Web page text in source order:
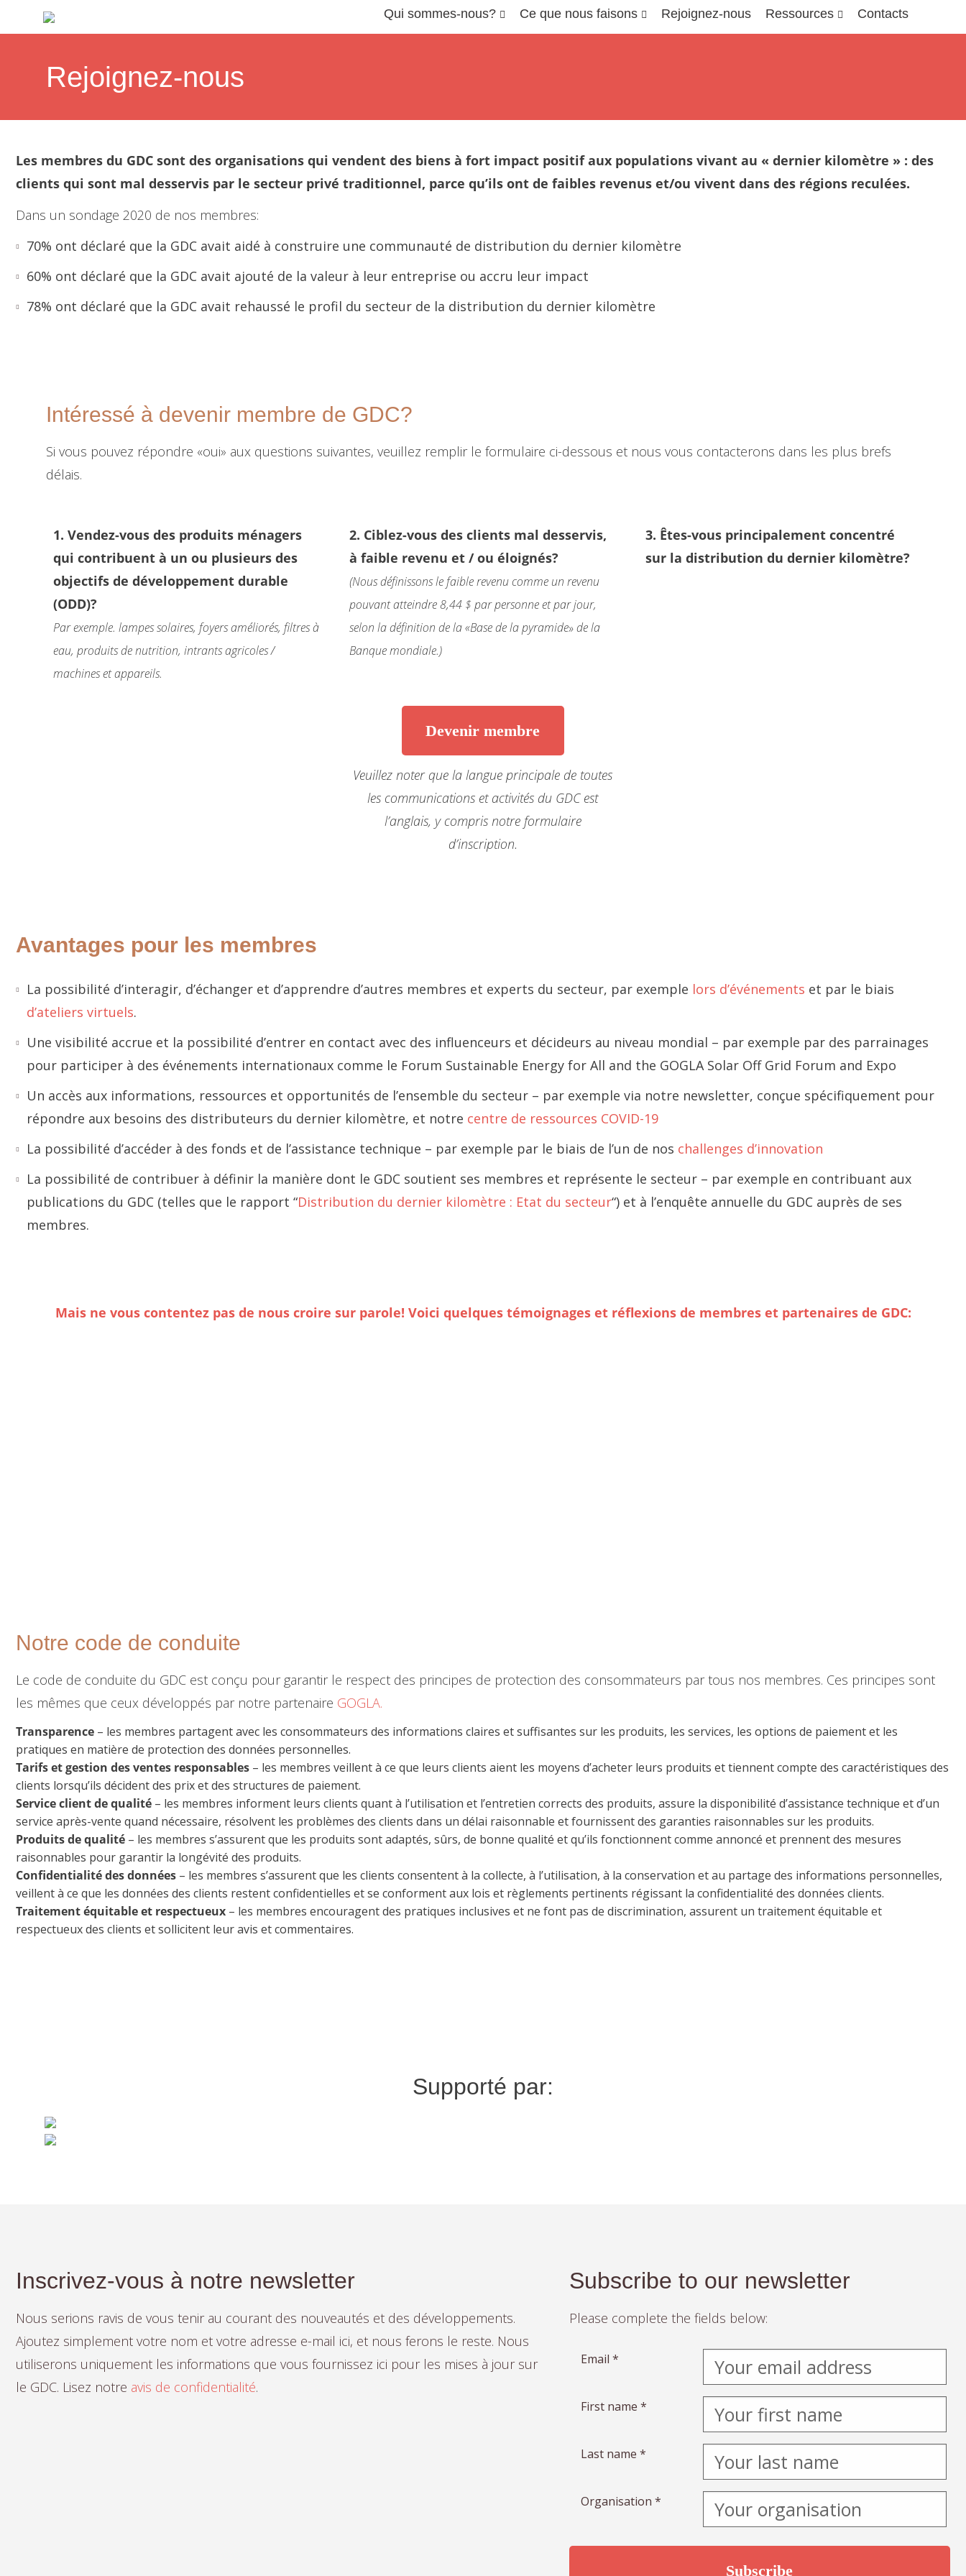
Qui sommes-nous? Ce que nous faisons Rejoignez-nous Ressources Contacts
Rejoignez-nous
Les membres du GDC sont des organisations qui vendent des biens à fort impact positif aux populations vivant au « dernier kilomètre » : des
clients qui sont mal desservis par le secteur privé traditionnel, parce qu’ils ont de faibles revenus et/ou vivent dans des régions reculées.
Dans un sondage 2020 de nos membres:
70% ont déclaré que la GDC avait aidé à construire une communauté de distribution du dernier kilomètre
60% ont déclaré que la GDC avait ajouté de la valeur à leur entreprise ou accru leur impact
78% ont déclaré que la GDC avait rehaussé le profil du secteur de la distribution du dernier kilomètre
Intéressé à devenir membre de GDC?
Si vous pouvez répondre «oui» aux questions suivantes, veuillez remplir le formulaire ci-dessous et nous vous contacterons dans les plus brefs
délais.
1. Vendez-vous des produits ménagers
qui contribuent à un ou plusieurs des
objectifs de développement durable
(ODD)?
Par exemple. lampes solaires, foyers améliorés, filtres à
eau, produits de nutrition, intrants agricoles /
machines et appareils.
2. Ciblez-vous des clients mal desservis,
à faible revenu et / ou éloignés?
(Nous définissons le faible revenu comme un revenu
pouvant atteindre 8,44 $ par personne et par jour,
selon la définition de la «Base de la pyramide» de la
Banque mondiale.)
3. Êtes-vous principalement concentré
sur la distribution du dernier kilomètre?
Devenir membre
Veuillez noter que la langue principale de toutes
les communications et activités du GDC est
l’anglais, y compris notre formulaire
d’inscription.
Avantages pour les membres
La possibilité d’interagir, d’échanger et d’apprendre d’autres membres et experts du secteur, par exemple lors d’événements et par le biais
d’ateliers virtuels.
Une visibilité accrue et la possibilité d’entrer en contact avec des influenceurs et décideurs au niveau mondial – par exemple par des parrainages
pour participer à des événements internationaux comme le Forum Sustainable Energy for All and the GOGLA Solar Off Grid Forum and Expo
Un accès aux informations, ressources et opportunités de l’ensemble du secteur – par exemple via notre newsletter, conçue spécifiquement pour
répondre aux besoins des distributeurs du dernier kilomètre, et notre centre de ressources COVID-19
La possibilité d’accéder à des fonds et de l’assistance technique – par exemple par le biais de l’un de nos challenges d’innovation
La possibilité de contribuer à définir la manière dont le GDC soutient ses membres et représente le secteur – par exemple en contribuant aux
publications du GDC (telles que le rapport “Distribution du dernier kilomètre : Etat du secteur“) et à l’enquête annuelle du GDC auprès de ses
membres.
Mais ne vous contentez pas de nous croire sur parole! Voici quelques témoignages et réflexions de membres et partenaires de GDC:
Notre code de conduite
Le code de conduite du GDC est conçu pour garantir le respect des principes de protection des consommateurs par tous nos membres. Ces principes sont
les mêmes que ceux développés par notre partenaire GOGLA.
Transparence – les membres partagent avec les consommateurs des informations claires et suffisantes sur les produits, les services, les options de paiement et les
pratiques en matière de protection des données personnelles.
Tarifs et gestion des ventes responsables – les membres veillent à ce que leurs clients aient les moyens d’acheter leurs produits et tiennent compte des caractéristiques des
clients lorsqu’ils décident des prix et des structures de paiement.
Service client de qualité – les membres informent leurs clients quant à l’utilisation et l’entretien corrects des produits, assure la disponibilité d’assistance technique et d’un
service après-vente quand nécessaire, résolvent les problèmes des clients dans un délai raisonnable et fournissent des garanties raisonnables sur les produits.
Produits de qualité – les membres s’assurent que les produits sont adaptés, sûrs, de bonne qualité et qu’ils fonctionnent comme annoncé et prennent des mesures
raisonnables pour garantir la longévité des produits.
Confidentialité des données – les membres s’assurent que les clients consentent à la collecte, à l’utilisation, à la conservation et au partage des informations personnelles,
veillent à ce que les données des clients restent confidentielles et se conforment aux lois et règlements pertinents régissant la confidentialité des données clients.
Traitement équitable et respectueux – les membres encouragent des pratiques inclusives et ne font pas de discrimination, assurent un traitement équitable et
respectueux des clients et sollicitent leur avis et commentaires.
Supporté par:
Inscrivez-vous à notre newsletter
Nous serions ravis de vous tenir au courant des nouveautés et des développements.
Ajoutez simplement votre nom et votre adresse e-mail ici, et nous ferons le reste. Nous
utiliserons uniquement les informations que vous fournissez ici pour les mises à jour sur
le GDC. Lisez notre avis de confidentialité.
Subscribe to our newsletter
Please complete the fields below:
Email *
First name *
Last name *
Organisation *